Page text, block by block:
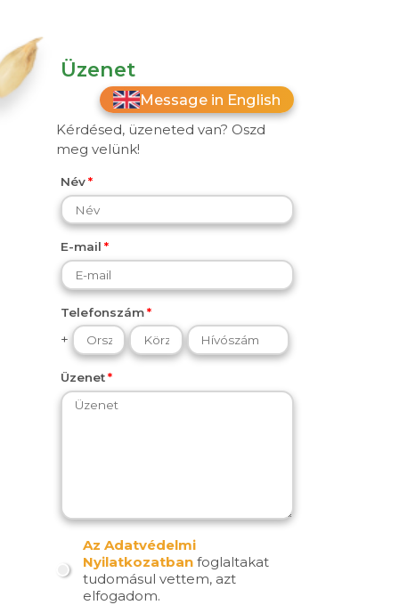
Üzenet
Message in English
Kérdésed, üzeneted van? Oszd
meg velünk!
Név
E-mail
Telefonszám
+
Üzenet
Az Adatvédelmi
Nyilatkozatban foglaltakat
tudomásul vettem, azt
elfogadom.